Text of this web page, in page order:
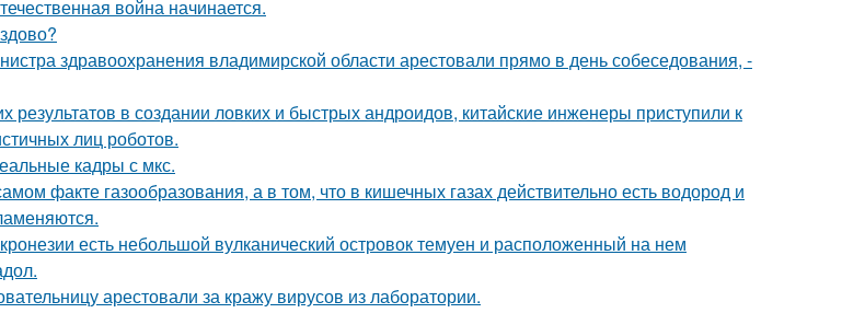
война начинается.
здравоохранения владимирской области арестовали прямо в день собеседования, -
результатов в создании ловких и быстрых андроидов, китайские инженеры приступили к
лиц роботов.
кадры с мкс.
факте газообразования, а в том, что в кишечных газах действительно есть водород и
есть небольшой вулканический островок темуен и расположенный на нем
арестовали за кражу вирусов из лаборатории.